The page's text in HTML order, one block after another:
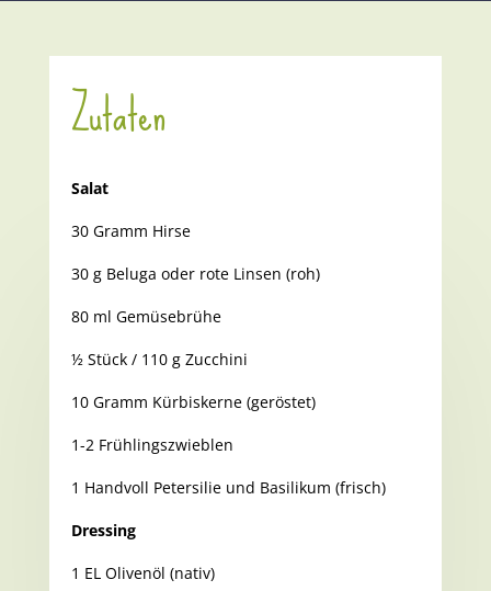
Zutaten
Salat
30 Gramm Hirse
30 g Beluga oder rote Linsen (roh)
80 ml Gemüsebrühe
½ Stück / 110 g Zucchini
10 Gramm Kürbiskerne (geröstet)
1-2 Frühlingszwieblen
1 Handvoll Petersilie und Basilikum (frisch)
Dressing
1 EL Olivenöl (nativ)